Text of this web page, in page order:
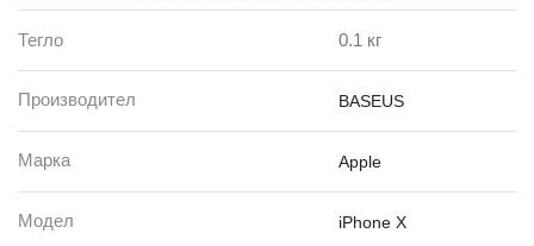
Тегло 0.1 кг
Производител BASEUS
Марка Apple
Модел iPhone X